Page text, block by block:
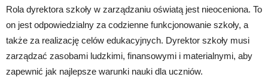
Rola dyrektora szkoły w zarządzaniu oświatą jest nieoceniona. To
on jest odpowiedzialny za codzienne funkcjonowanie szkoły, a
także za realizację celów edukacyjnych. Dyrektor szkoły musi
zarządzać zasobami ludzkimi, finansowymi i materialnymi, aby
zapewnić jak najlepsze warunki nauki dla uczniów.